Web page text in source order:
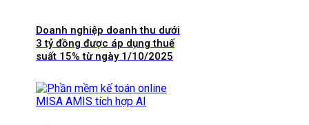
Doanh nghiệp doanh thu dưới
3 tỷ đồng được áp dụng thuế
suất 15% từ ngày 1/10/2025